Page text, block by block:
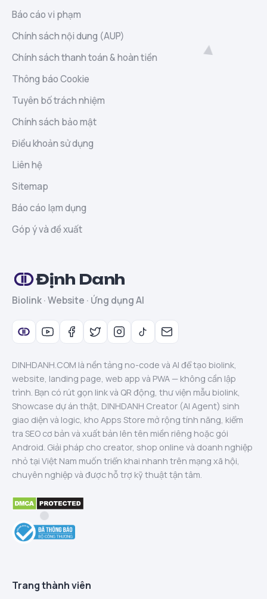
Báo cáo vi phạm
Chính sách nội dung (AUP)
Chính sách thanh toán & hoàn tiền
Thông báo Cookie
Tuyên bố trách nhiệm
Chính sách bảo mật
Điều khoản sử dụng
Liên hệ
Sitemap
Báo cáo lạm dụng
Góp ý và đề xuất
Định Danh
Biolink · Website · Ứng dụng AI
DINHDANH.COM là nền tảng no-code và AI để tạo biolink,
website, landing page, web app và PWA — không cần lập
trình. Bạn có rút gọn link và QR động, thư viện mẫu biolink,
Showcase dự án thật, DINHDANH Creator (AI Agent) sinh
giao diện và logic, kho Apps Store mở rộng tính năng, kiểm
tra SEO cơ bản và xuất bản lên tên miền riêng hoặc gói
Android. Giải pháp cho creator, shop online và doanh nghiệp
nhỏ tại Việt Nam muốn triển khai nhanh trên mạng xã hội,
chuyên nghiệp và được hỗ trợ kỹ thuật tận tâm.
Trang thành viên